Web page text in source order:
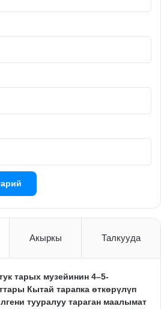
Акыркы Талкууда
тарых музейинин 4–5-
Кытай тарапка өткөрүлүп
тууралуу тараган маалымат